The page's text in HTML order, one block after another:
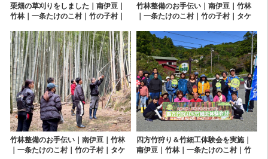
栗畑の草刈りをしました｜南伊豆｜
竹林｜一条たけのこ村｜竹の子村｜
竹林整備のお手伝い｜南伊豆｜竹林
｜一条たけのこ村｜竹の子村｜タケ
竹林整備のお手伝い｜南伊豆｜竹林
｜一条たけのこ村｜竹の子村｜タケ
四方竹狩り＆竹細工体験会を実施｜
南伊豆｜竹林｜一条たけのこ村｜竹